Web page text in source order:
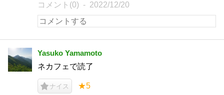
コメント(0) 2022/12/20
Yasuko Yamamoto
ネカフェで読了
ナイス ★5